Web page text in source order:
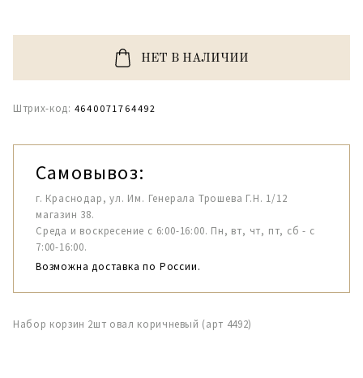
НЕТ В НАЛИЧИИ
Штрих-код: 4640071764492
Самовывоз:
г. Краснодар, ул. Им. Генерала Трошева Г.Н. 1/12
магазин 38.
Среда и воскресение с 6:00-16:00. Пн, вт, чт, пт, сб - с
7:00-16:00.
Возможна доставка по России.
Набор корзин 2шт овал коричневый (арт 4492)